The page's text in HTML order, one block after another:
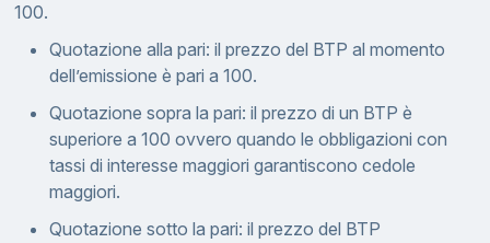
100.
Quotazione alla pari: il prezzo del BTP al momento
dell’emissione è pari a 100.
Quotazione sopra la pari: il prezzo di un BTP è
superiore a 100 ovvero quando le obbligazioni con
tassi di interesse maggiori garantiscono cedole
maggiori.
Quotazione sotto la pari: il prezzo del BTP